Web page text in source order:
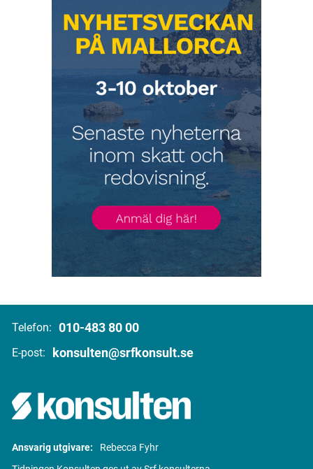
Telefon: 010-483 80 00
E-post: konsulten@srfkonsult.se
Ansvarig utgivare:
Rebecca Fyhr